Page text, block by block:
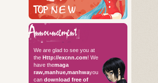
We are glad to see you at
theHttp://excnn.com! We
have themaga
raw,manhue,manhwayou
candownload free of